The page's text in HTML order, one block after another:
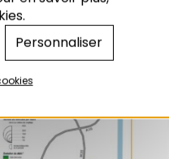
modal, soit en
de territoire
Personnaliser